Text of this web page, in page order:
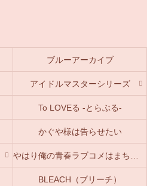
ブルーアーカイブ
アイドルマスターシリーズ
To LOVEる -とらぶる-
かぐや様は告らせたい
BLEACH（ブリーチ）